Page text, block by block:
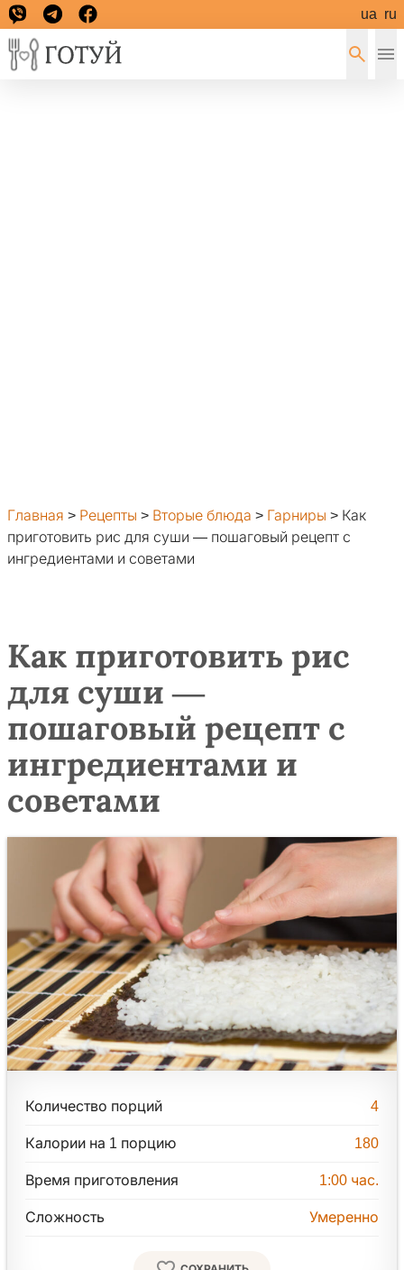
ua ru
Главная > Рецепты > Вторые блюда > Гарниры > Как
приготовить рис для суши — пошаговый рецепт с
ингредиентами и советами
Как приготовить рис
для суши —
пошаговый рецепт с
ингредиентами и
советами
Количество порций 4
Калории на 1 порцию 180
Время приготовления 1:00 час.
Сложность Умеренно